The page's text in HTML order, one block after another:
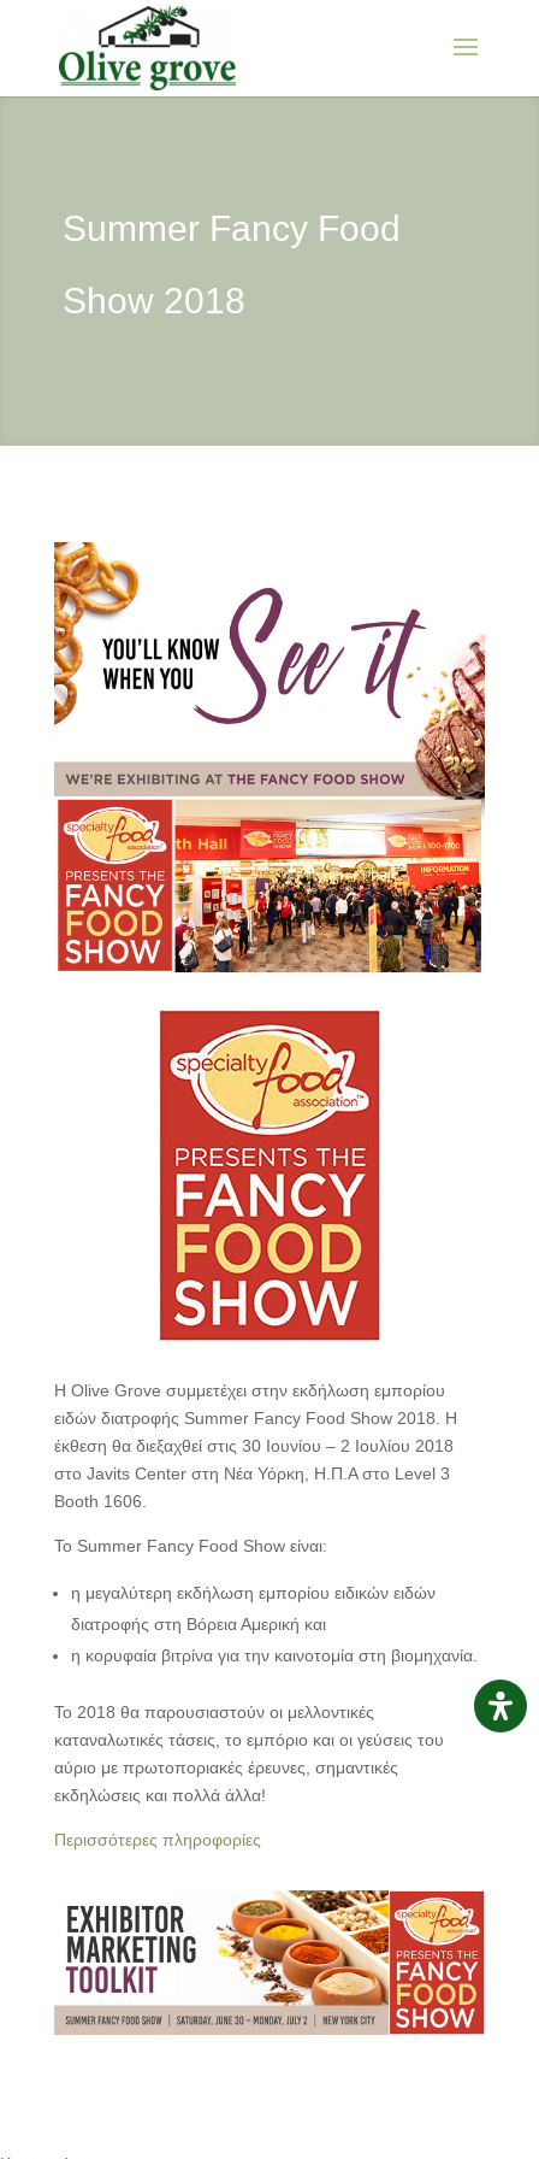
Summer Fancy Food
Show 2018
Η Olive Grove συμμετέχει στην εκδήλωση εμπορίου
ειδών διατροφής Summer Fancy Food Show 2018. Η
έκθεση θα διεξαχθεί στις 30 Ιουνίου – 2 Ιουλίου 2018
στο Javits Center στη Νέα Υόρκη, Η.Π.Α στο Level3
Booth 1606.
Το Summer Fancy Food Show είναι:
η μεγαλύτερη εκδήλωση εμπορίου ειδικών ειδών
διατροφής στη Βόρεια Αμερική και
η κορυφαία βιτρίνα για την καινοτομία στη βιομηχανία.
Το 2018 θα παρουσιαστούν οι μελλοντικές
καταναλωτικές τάσεις, το εμπόριο και οι γεύσεις του
αύριο με πρωτοποριακές έρευνες, σημαντικές
εκδηλώσεις και πολλά άλλα!
Περισσότερες πληροφορίες